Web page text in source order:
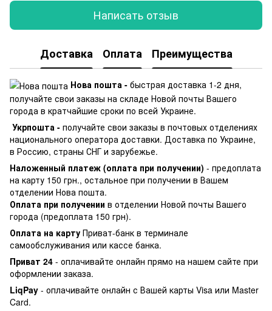
Написать отзыв
Доставка Оплата Преимущества
Нова пошта - быстрая доставка 1-2 дня,
получайте свои заказы на складе Новой почты Вашего
города в кратчайшие сроки по всей Украине.
Укрпошта - получайте свои заказы в почтовых отделениях
национального оператора доставки. Доставка по Украине,
в Россию, страны СНГ и зарубежье.
Наложенный платеж (оплата при получении) - предоплата
на карту 150 грн., остальное при получении в Вашем
отделении Нова пошта.
Оплата при получении в отделении Новой почты Вашего
города (предоплата 150 грн).
Оплата на карту Приват-банк в терминале
самообслуживания или кассе банка.
Приват 24 - оплачивайте онлайн прямо на нашем сайте при
оформлении заказа.
LiqPay - оплачивайте онлайн с Вашей карты Visa или Master
Card.